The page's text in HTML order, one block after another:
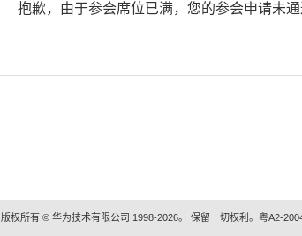
抱歉，由于参会席位已满，您的参会申请未通
版权所有 © 华为技术有限公司 1998-2026。 保留一切权利。粤A2-